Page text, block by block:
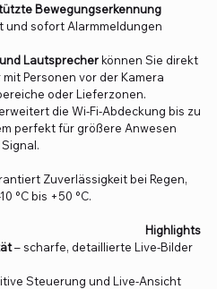
Bewegungserkennung
und sofort Alarmmeldungen
Lautsprecherkönnen Sie direkt
Personen vor der Kamera
oder Lieferzonen.
die Wi-Fi-Abdeckung bis zu
perfekt für größere Anwesen
Zuverlässigkeit bei Regen,
°C bis +50 °C.
Highlights
– scharfe, detaillierte Live-Bilder
Steuerung und Live-Ansicht